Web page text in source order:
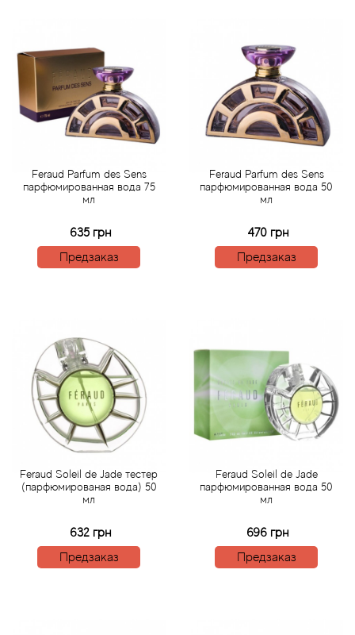
Feraud Parfum des Sens
парфюмированная вода 75
мл
635 грн
Предзаказ
Feraud Parfum des Sens
парфюмированная вода 50
мл
470 грн
Предзаказ
Feraud Soleil de Jade тестер
(парфюмированая вода) 50
мл
632 грн
Предзаказ
Feraud Soleil de Jade
парфюмированная вода 50
мл
696 грн
Предзаказ
BeauFort London
Bebe
Bentley
Beso Beach
Betty Barclay
Bibliotheque de Parfum
Biehl Parfumkunstwerke
Bijan
Bill Blass
Blackglama